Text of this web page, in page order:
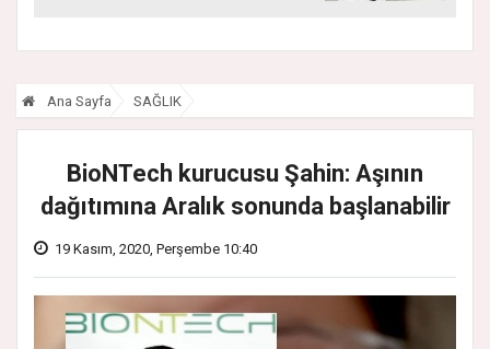
SÜRÜYOR
Ana Sayfa SAĞLIK
BioNTech kurucusu Şahin: Aşının
dağıtımına Aralık sonunda başlanabilir
19 Kasım, 2020, Perşembe 10:40